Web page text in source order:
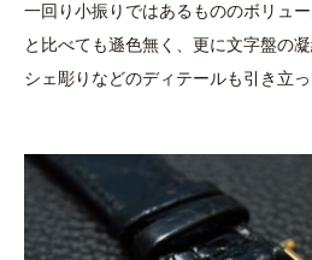
一回り小振りではあるもののボリュ
と比べても遜色無く、更に文字盤の
シェ彫りなどのディテールも引き立っ